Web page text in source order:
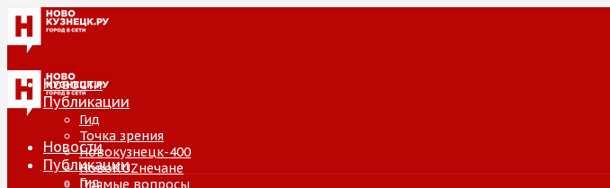
Новости
Публикации
Гид
Точка зрения
Новокузнецк-400
НовоKUZнечане
Прямые вопросы
Новости
Публикации
Гид